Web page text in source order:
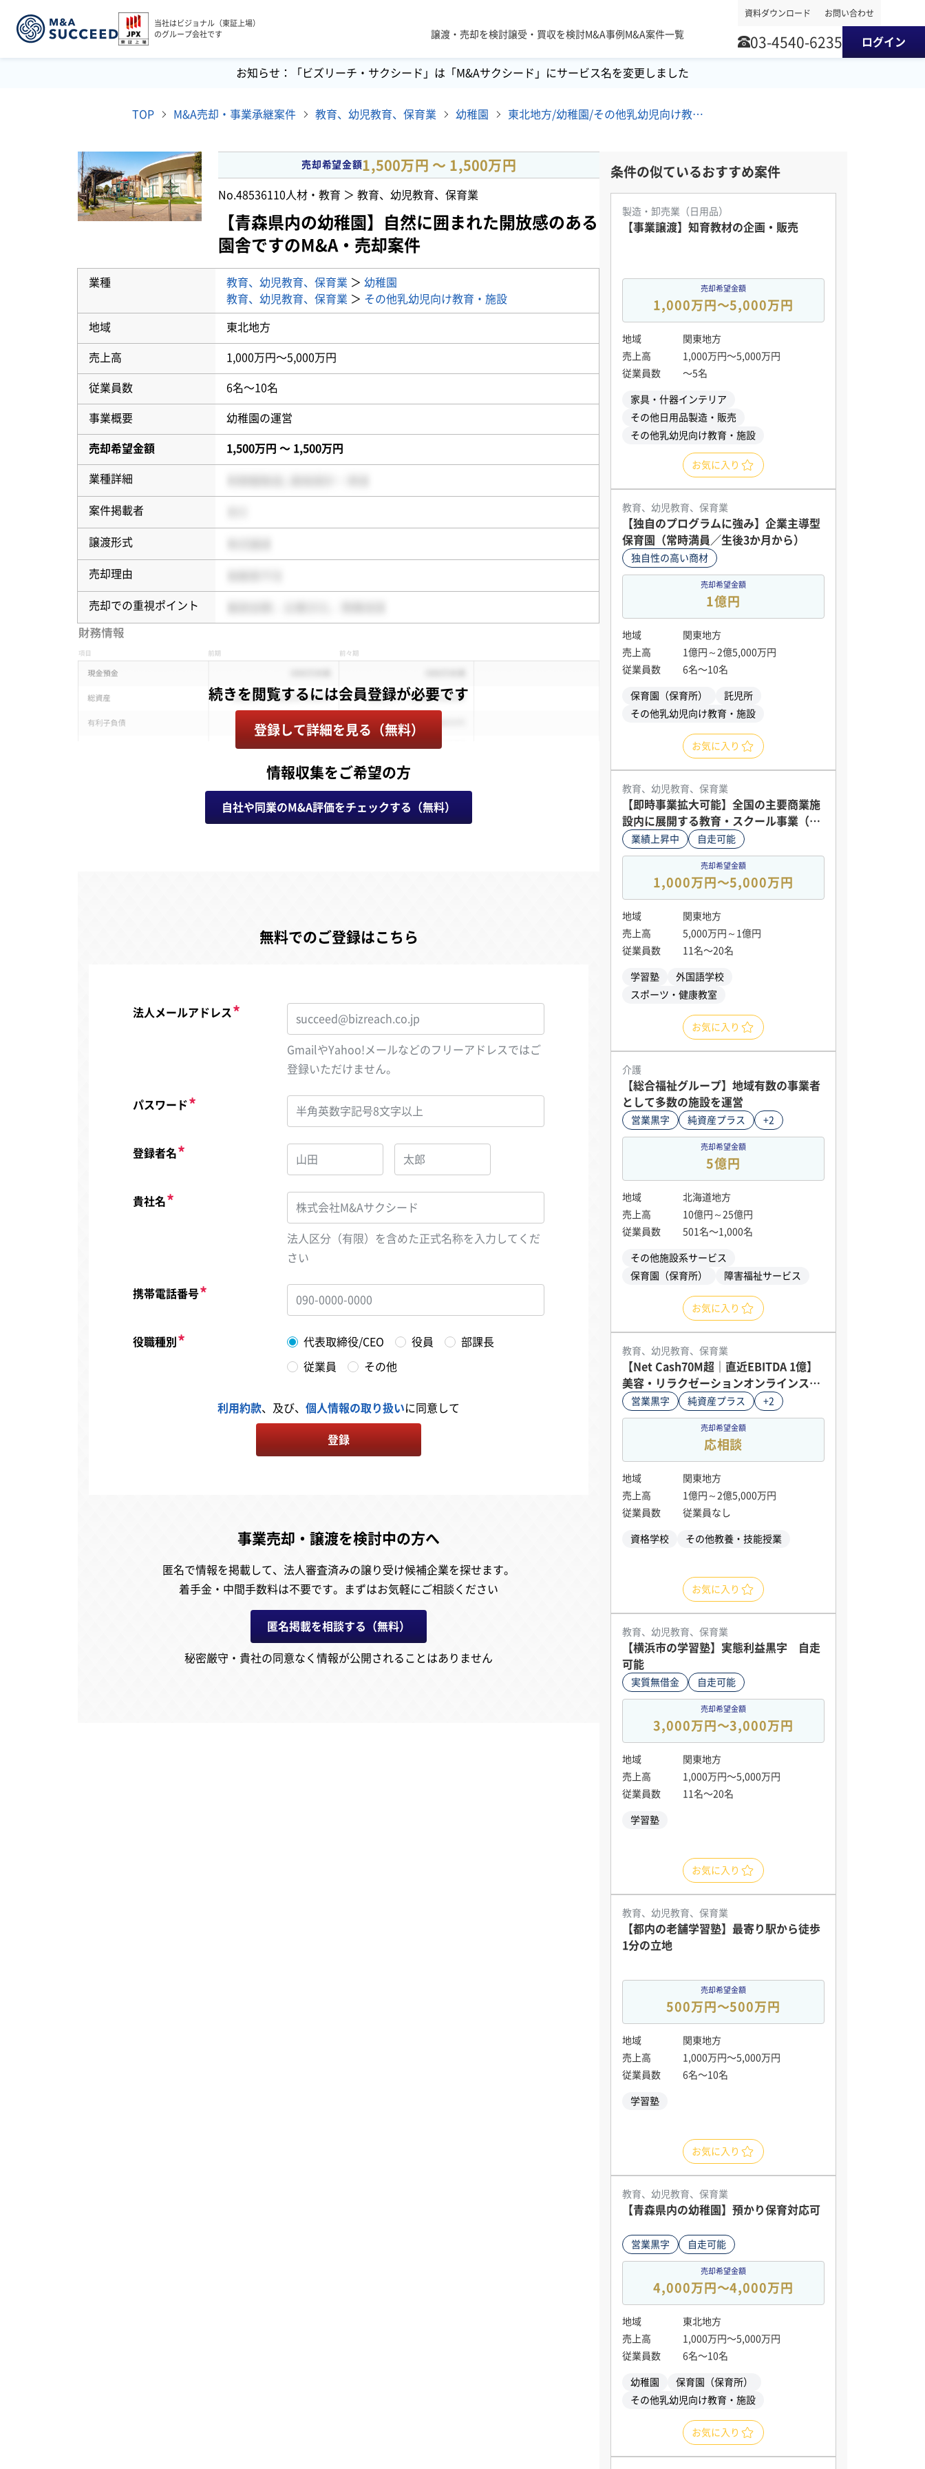
当社はビジョナル（東証上場）
のグループ会社です
譲渡・売却を検討譲受・買収を検討M&A事例 M&A案件一覧
資料ダウンロード お問い合わせ
03-4540-6235 ログイン
お知らせ：「ビズリーチ・サクシード」は「M&Aサクシード」にサービス名を変更しました
TOP M&A売却・事業承継案件 教育、幼児教育、保育業 幼稚園 東北地方/幼稚園/その他乳幼児向け教育・施設 M&A・事業譲渡案件
売却希望金額 1,500万円 〜 1,500万円
No.48536110 人材・教育 ＞ 教育、幼児教育、保育業
【青森県内の幼稚園】自然に囲まれた開放感のある
園舎ですのM&A・売却案件
業種 教育、幼児教育、保育業 ＞ 幼稚園
教育、幼児教育、保育業 ＞ その他乳幼児向け教育・施設
地域 東北地方
売上高 1,000万円〜5,000万円
従業員数 6名〜10名
事業概要 幼稚園の運営
売却希望金額 1,500万円 〜 1,500万円
業種詳細
案件掲載者
譲渡形式
売却理由
売却での重視ポイント
登録して詳細を見る（無料）
情報収集をご希望の方
自社や同業のM&A評価をチェックする（無料）
無料でのご登録はこちら
法人メールアドレス
GmailやYahoo!メールなどのフリーアドレスではご
登録いただけません。
パスワード
登録者名
貴社名
法人区分（有限）を含めた正式名称を入力してくだ
さい
携帯電話番号
役職種別 代表取締役/CEO 役員 部課長
従業員 その他
利用約款、及び、 個人情報の取り扱いに同意して
登録
事業売却・譲渡を検討中の方へ
匿名で情報を掲載して、 法人審査済みの譲り受け候補企業を探せます。
着手金・中間手数料は不要です。
まずはお気軽にご相談ください
匿名掲載を相談する（無料）
秘密厳守・貴社の同意なく情報が公開されることはありません
条件の似ているおすすめ案件
製造・卸売業（日用品）
【事業譲渡】知育教材の企画・販売
売却希望金額
1,000万円〜5,000万円
地域
関東地方
売上高
1,000万円〜5,000万円
従業員数
〜5名
家具・什器インテリア
その他日用品製造・販売
その他乳幼児向け教育・施設
お気に入り
教育、幼児教育、保育業
【独自のプログラムに強み】企業主導型
保育園（常時満員／生後3か月から）
独自性の高い商材
売却希望金額
1億円
地域
関東地方
売上高
1億円～2億5,000万円
従業員数
6名〜10名
保育園（保育所）
託児所
その他乳幼児向け教育・施設
お気に入り
教育、幼児教育、保育業
【即時事業拡大可能】全国の主要商業施
設内に展開する教育・スクール事業（直
営店譲渡） ～英会話とバレエの複合展
開。優良立地とFCノウハウを継承し、安
定収益と拡大性を両立～
業績上昇中 自走可能
売却希望金額
1,000万円〜5,000万円
地域
関東地方
売上高
5,000万円～1億円
従業員数
11名〜20名
学習塾
外国語学校
スポーツ・健康教室
お気に入り
介護
【総合福祉グループ】地域有数の事業者
として多数の施設を運営
営業黒字 純資産プラス +2
売却希望金額
5億円
地域
北海道地方
売上高
10億円～25億円
従業員数
501名〜1,000名
その他施設系サービス
保育園（保育所）
障害福祉サービス
お気に入り
教育、幼児教育、保育業
【Net Cash70M超｜直近EBITDA 1億】
美容・リラクゼーションオンラインスク
ール営業黒字 純資産プラス +2
売却希望金額
応相談
地域
関東地方
売上高
1億円～2億5,000万円
従業員数
従業員なし
資格学校 その他教養・技能授業
お気に入り
教育、幼児教育、保育業
【横浜市の学習塾】実態利益黒字 自走
可能
実質無借金 自走可能
売却希望金額
3,000万円〜3,000万円
地域
関東地方
売上高
1,000万円〜5,000万円
従業員数
11名〜20名
学習塾
お気に入り
教育、幼児教育、保育業
【都内の老舗学習塾】最寄り駅から徒歩
1分の立地
売却希望金額
500万円〜500万円
地域
関東地方
売上高
1,000万円〜5,000万円
従業員数
6名〜10名
学習塾
お気に入り
教育、幼児教育、保育業
【青森県内の幼稚園】預かり保育対応可
営業黒字 自走可能
売却希望金額
4,000万円〜4,000万円
地域
東北地方
売上高
1,000万円〜5,000万円
従業員数
6名〜10名
幼稚園
保育園（保育所）
その他乳幼児向け教育・施設
お気に入り